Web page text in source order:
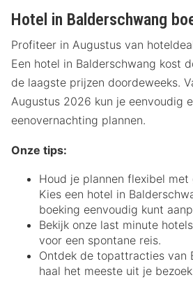
Hotel in Balderschwang
Profiteer in Augustus van
Een hotel in Balderschwang kost
de laagste prijzen doordeweeks.
Augustus 2026 kun je eenvoudig
eenovernachting plannen.
Onze tips:
Houd je plannen flexibel met
Kies een hotel in
boeking eenvoudig kunt
Bekijk onze last minute
voor een spontane reis.
Ontdek de topattracties van
haal het meeste uit je